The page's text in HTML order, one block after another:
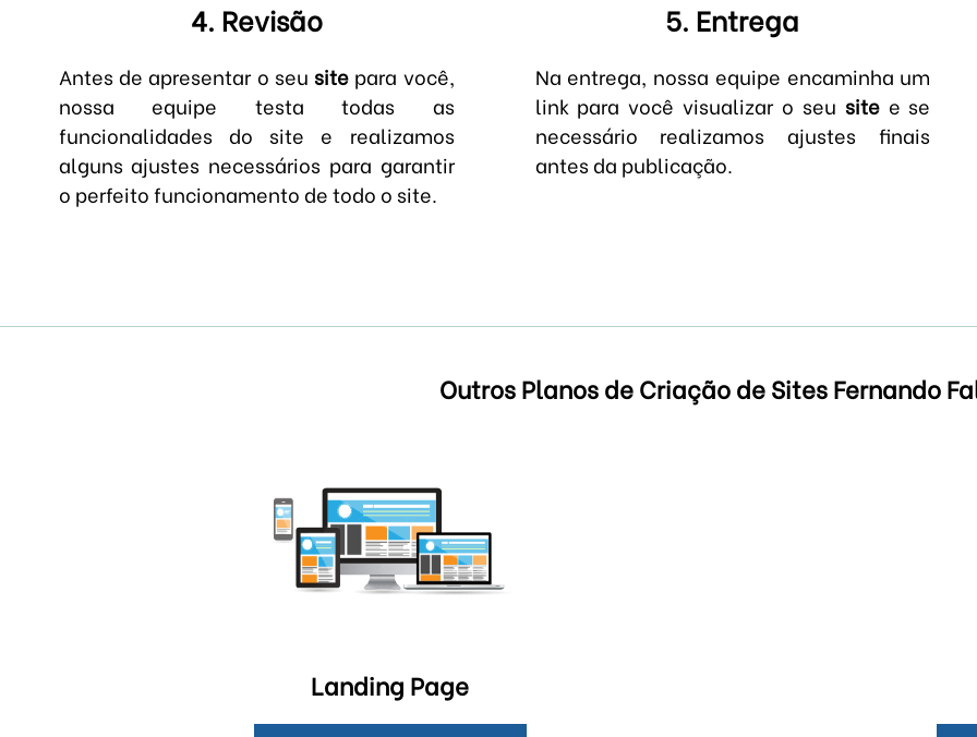
4. Revisão
Antes de apresentar o seusite para você,
nossa equipe testa todas as
funcionalidades do site e realizamos
alguns ajustes necessários para garantir
o perfeito funcionamento de todo o site.
5. Entrega
Na entrega, nossa equipe encaminha um
link para você visualizar o seu sitee se
necessário realizamos ajustes finais
antes da publicação.
Outros Planos de Criação de Sites Fernando
Landing Page